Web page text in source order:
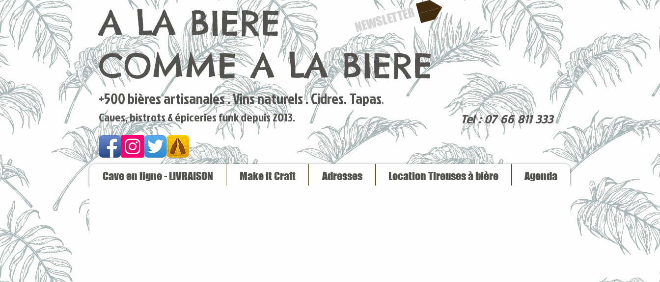
+500 bières artisanales . Vins naturels . Cidres. Tapas.
Caves, bistrots & épiceries funk depuis 2013.
A LA BIERE
COMME A LA BIERE
NEWSLETTER
Tel : 07 66 811 333
Cave en ligne - LIVRAISON Make it Craft Adresses Location Tireuses à bière Agenda